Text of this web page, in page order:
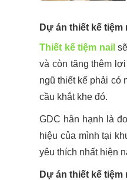
Dự án thiết kế
Thiết kế tiệm nail
và còn tăng thêm
ngũ thiết kế phải có
cầu khắt khe đó.
GDC hân hạnh là
hiệu của mình tại
yêu thích nhất hiện
Dự án thiết kế